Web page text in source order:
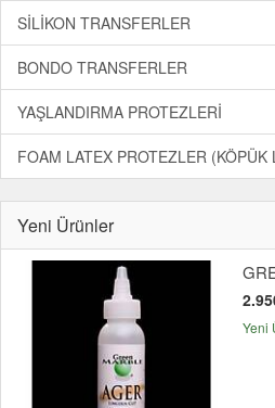
SİLİKON TRANSFERLER
BONDO TRANSFERLER
YAŞLANDIRMA PROTEZLERİ
FOAM LATEX PROTEZLER (KÖPÜK
Yeni Ürünler
Yeni